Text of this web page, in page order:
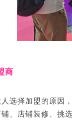
商
选择加盟的原因
、店铺装修、挑